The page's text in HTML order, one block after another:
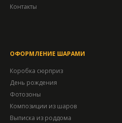
Контакты
ОФОРМЛЕНИЕ ШАРАМИ
Коробка сюрприз
День рождения
Фотозоны
Композиции из шаров
Выписка из роддома